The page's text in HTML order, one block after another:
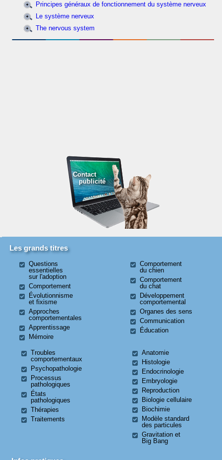
Principes généraux de fonctionnement du système nerveux
Le système nerveux
The nervous system
Contact
publicité
Les grands titres
Questions
essentielles
sur l'adoption
Comportement
Évolutionnisme
et fixisme
Approches
comportementales
Apprentissage
Mémoire
Comportement
du chien
Comportement
du chat
Développement
comportemental
Organes des sens
Communication
Éducation
Troubles
comportementaux
Psychopathologie
Processus
pathologiques
États
pathologiques
Thérapies
Traitements
Anatomie
Histologie
Endocrinologie
Embryologie
Reproduction
Biologie cellulaire
Biochimie
Modèle standard
des particules
Gravitation et
Big Bang